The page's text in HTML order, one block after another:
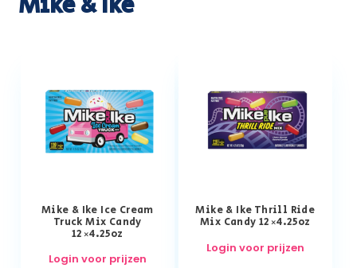
Mike & Ike Ice Cream
Truck Mix Candy
12×4.25oz
Login voor prijzen
Mike & Ike Thrill Ride
Mix Candy 12×4.25oz
Login voor prijzen